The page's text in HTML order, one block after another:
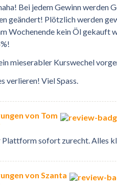
Bei jedem Gewinn werden
geändert! Plötzlich werden
Wochenende kein Öl gekauft
mieserabler Kurswechel
verlieren! Viel Spass.
von Tom
Plattform sofort zurecht. Alles
von Szanta